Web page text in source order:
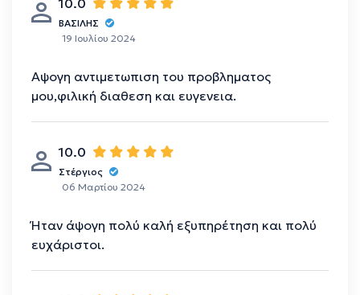
10.0
ΒΑΣΊΛΗΣ
19 Ιουλίου 2024
Αψογη αντιμετωπιση του προβληματος
μου,φιλική διαθεση και ευγενεια.
10.0
Στέργιος
06 Μαρτίου 2024
Ήταν άψογη πολύ καλή εξυπηρέτηση και πολύ
ευχάριστοι.